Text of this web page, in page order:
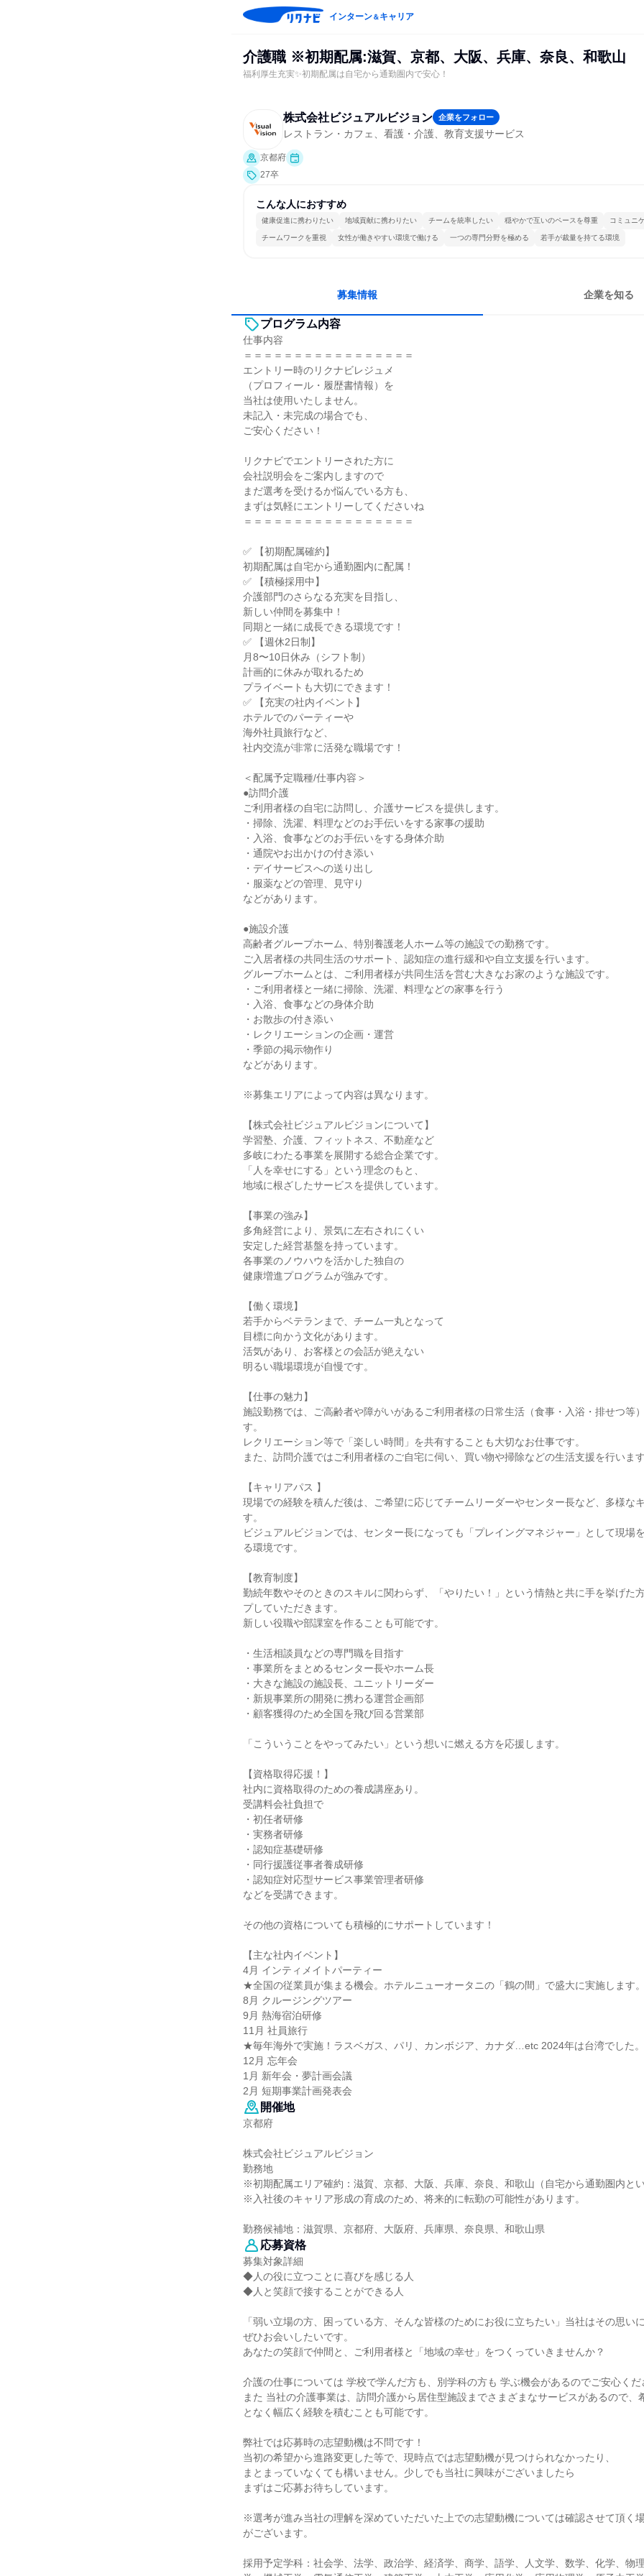
インターン＆キャリア
介護職 ※初期配属:滋賀、京都、大阪、兵庫、奈良、和歌山
福利厚生充実✨初期配属は自宅から通勤圏内で安心！
株式会社ビジュアルビジョン 企業をフォロー
レストラン・カフェ、看護・介護、教育支援サービス
京都府
27卒
こんな人におすすめ
健康促進に携わりたい 地域貢献に携わりたい チームを統率したい 穏やかで互いのペースを尊重 コミュニ
チームワークを重視 女性が働きやすい環境で働ける 一つの専門分野を極める 若手が裁量を持てる環境
募集情報 企業を知る
プログラム内容
仕事内容
＝＝＝＝＝＝＝＝＝＝＝＝＝＝＝＝＝
エントリー時のリクナビレジュメ
（プロフィール・履歴書情報）を
当社は使用いたしません。
未記入・未完成の場合でも、
ご安心ください！
リクナビでエントリーされた方に
会社説明会をご案内しますので
まだ選考を受けるか悩んでいる方も、
まずは気軽にエントリーしてくださいね
＝＝＝＝＝＝＝＝＝＝＝＝＝＝＝＝＝
✅ 【初期配属確約】
初期配属は自宅から通勤圏内に配属！
✅ 【積極採用中】
介護部門のさらなる充実を目指し、
新しい仲間を募集中！
同期と一緒に成長できる環境です！
✅ 【週休2日制】
月8〜10日休み（シフト制）
計画的に休みが取れるため
プライベートも大切にできます！
✅ 【充実の社内イベント】
ホテルでのパーティーや
海外社員旅行など、
社内交流が非常に活発な職場です！
＜配属予定職種/仕事内容＞
●訪問介護
ご利用者様の自宅に訪問し、介護サービスを提供します。
・掃除、洗濯、料理などのお手伝いをする家事の援助
・入浴、食事などのお手伝いをする身体介助
・通院やお出かけの付き添い
・デイサービスへの送り出し
・服薬などの管理、見守り
などがあります。
●施設介護
高齢者グループホーム、特別養護老人ホーム等の施設での勤務です。
ご入居者様の共同生活のサポート、認知症の進行緩和や自立支援を行います。
グループホームとは、ご利用者様が共同生活を営む大きなお家のような施設です。
・ご利用者様と一緒に掃除、洗濯、料理などの家事を行う
・入浴、食事などの身体介助
・お散歩の付き添い
・レクリエーションの企画・運営
・季節の掲示物作り
などがあります。
※募集エリアによって内容は異なります。
【株式会社ビジュアルビジョンについて】
学習塾、介護、フィットネス、不動産など
多岐にわたる事業を展開する総合企業です。
「人を幸せにする」という理念のもと、
地域に根ざしたサービスを提供しています。
【事業の強み】
多角経営により、景気に左右されにくい
安定した経営基盤を持っています。
各事業のノウハウを活かした独自の
健康増進プログラムが強みです。
【働く環境】
若手からベテランまで、チーム一丸となって
目標に向かう文化があります。
活気があり、お客様との会話が絶えない
明るい職場環境が自慢です。
【仕事の魅力】
施設勤務では、ご高齢者や障がいがあるご利用者様の日常生活（食事・入浴・排せつ等
す。
レクリエーション等で「楽しい時間」を共有することも大切なお仕事です。
また、訪問介護ではご利用者様のご自宅に伺い、買い物や掃除などの生活支援を行います
【キャリアパス 】
現場での経験を積んだ後は、ご希望に応じてチームリーダーやセンター長など、多様な
す。
ビジュアルビジョンでは、センター長になっても「プレイングマネジャー」として現場
る環境です。
【教育制度】
勤続年数やそのときのスキルに関わらず、「やりたい！」という情熱と共に手を挙げた
プしていただきます。
新しい役職や部課室を作ることも可能です。
・生活相談員などの専門職を目指す
・事業所をまとめるセンター長やホーム長
・大きな施設の施設長、ユニットリーダー
・新規事業所の開発に携わる運営企画部
・顧客獲得のため全国を飛び回る営業部
「こういうことをやってみたい」という想いに燃える方を応援します。
【資格取得応援！】
社内に資格取得のための養成講座あり。
受講料会社負担で
・初任者研修
・実務者研修
・認知症基礎研修
・同行援護従事者養成研修
・認知症対応型サービス事業管理者研修
などを受講できます。
その他の資格についても積極的にサポートしています！
【主な社内イベント】
4月 インティメイトパーティー
★全国の従業員が集まる機会。ホテルニューオータニの「鶴の間」で盛大に実施します。
8月 クルージングツアー
9月 熱海宿泊研修
11月 社員旅行
★毎年海外で実施！ラスベガス、パリ、カンボジア、カナダ…etc 2024年は台湾でした。
12月 忘年会
1月 新年会・夢計画会議
2月 短期事業計画発表会
開催地
京都府
株式会社ビジュアルビジョン
勤務地
※初期配属エリア確約：滋賀、京都、大阪、兵庫、奈良、和歌山（自宅から通勤圏内とい
※入社後のキャリア形成の育成のため、将来的に転勤の可能性があります。
勤務候補地：滋賀県、京都府、大阪府、兵庫県、奈良県、和歌山県
応募資格
募集対象詳細
◆人の役に立つことに喜びを感じる人
◆人と笑顔で接することができる人
「弱い立場の方、困っている方、そんな皆様のためにお役に立ちたい」当社はその思い
ぜひお会いしたいです。
あなたの笑顔で仲間と、ご利用者様と「地域の幸せ」をつくっていきませんか？
介護の仕事については 学校で学んだ方も、別学科の方も 学ぶ機会があるのでご安心くだ
また 当社の介護事業は、訪問介護から居住型施設までさまざまなサービスがあるので、
となく幅広く経験を積むことも可能です。
弊社では応募時の志望動機は不問です！
当初の希望から進路変更した等で、現時点では志望動機が見つけられなかったり、
まとまっていなくても構いません。少しでも当社に興味がございましたら
まずはご応募お待ちしています。
※選考が進み当社の理解を深めていただいた上での志望動機については確認させて頂く
がございます。
採用予定学科：社会学、法学、政治学、経済学、商学、語学、人文学、数学、化学、物